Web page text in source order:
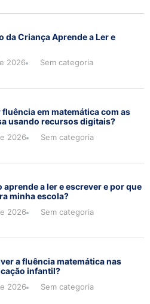
da Criança Aprende a Ler e
2026 Sem categoria
em matemática com as
usando recursos digitais?
2026 Sem categoria
aprende a ler e escrever e por que
minha escola?
2026 Sem categoria
a fluência matemática nas
infantil?
2026 Sem categoria